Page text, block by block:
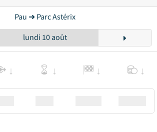
Pau ➜ Parc Astérix
lundi 10 août